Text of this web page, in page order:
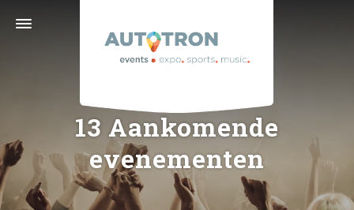
Graafsebaan 133 · 5248 NL Rosmalen ('s-
Hertogenbosch) · 073 629 39 11 ·info@autotron.nl
13 Aankomende
evenementen